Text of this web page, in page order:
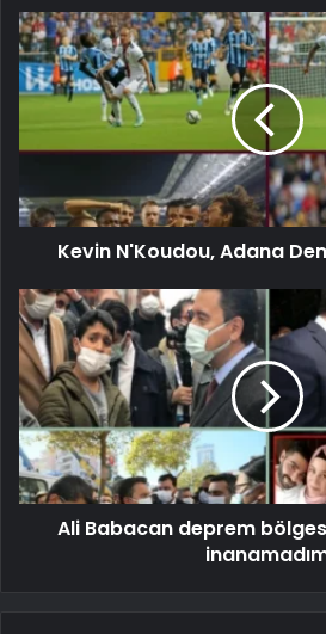
Kevin N'Koudou, Adana
Ali Babacan deprem